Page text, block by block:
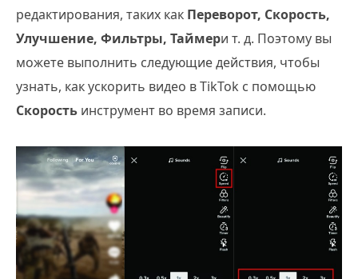
редактирования, таких как Переворот, Скорость,
Улучшение, Фильтры, Таймери т. д. Поэтому вы
можете выполнить следующие действия, чтобы
узнать, как ускорить видео в TikTok с помощью
Скорость инструмент во время записи.